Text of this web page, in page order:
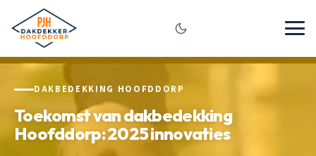
DAKBEDEKKING HOOFDDORP
Toekomst van dakbedekking
Hoofddorp: 2025 innovaties